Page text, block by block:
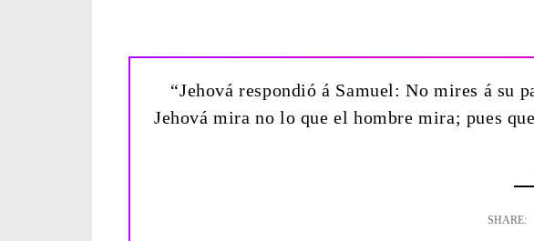
“Jehová respondió á Samuel: No mires á su
Jehová mira no lo que el hombre mira; pues